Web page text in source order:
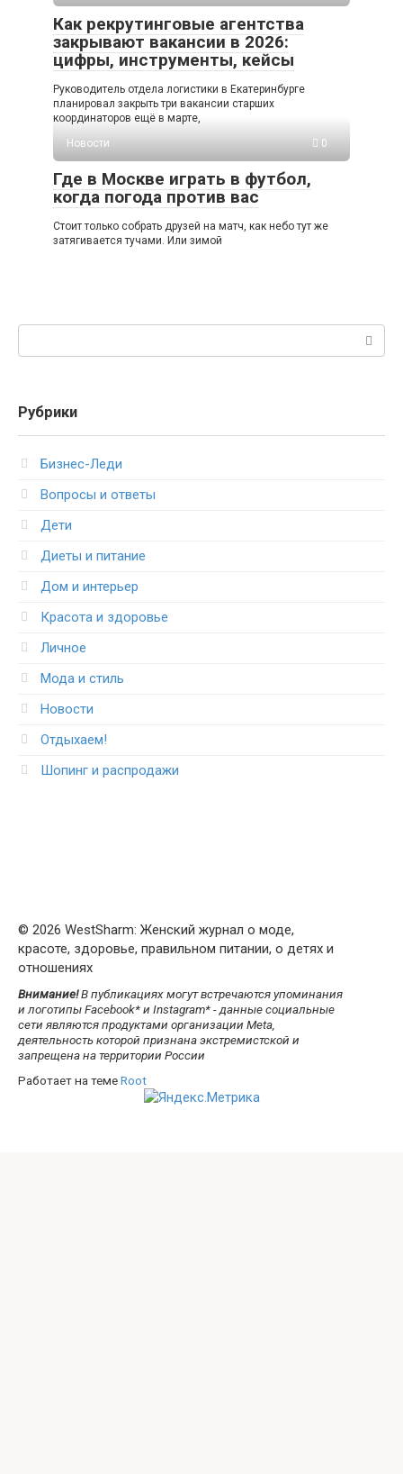
Как рекрутинговые агентства
закрывают вакансии в 2026:
цифры, инструменты, кейсы
Руководитель отдела логистики в Екатеринбурге
планировал закрыть три вакансии старших
координаторов ещё в марте,
Новости
0
Где в Москве играть в футбол,
когда погода против вас
Стоит только собрать друзей на матч, как небо тут же
затягивается тучами. Или зимой
Рубрики
Бизнес-Леди
Вопросы и ответы
Дети
Диеты и питание
Дом и интерьер
Красота и здоровье
Личное
Мода и стиль
Новости
Отдыхаем!
Шопинг и распродажи
© 2026 WestSharm: Женский журнал о моде,
красоте, здоровье, правильном питании, о детях и
отношениях
Внимание!В публикациях могут встречаются упоминания
и логотипы Facebook* и Instagram* - данные социальные
сети являются продуктами организации Meta,
деятельность которой признана экстремистской и
запрещена на территории России
Работает на темеRoot